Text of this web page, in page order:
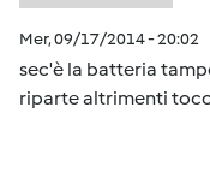
Mer, 09/17/2014 - 20:02
sec'è la batteria
riparte altrimenti